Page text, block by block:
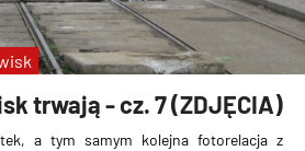
trwają - cz. 7 (ZDJĘCIA)
a tym samym kolejna fotorelacja z